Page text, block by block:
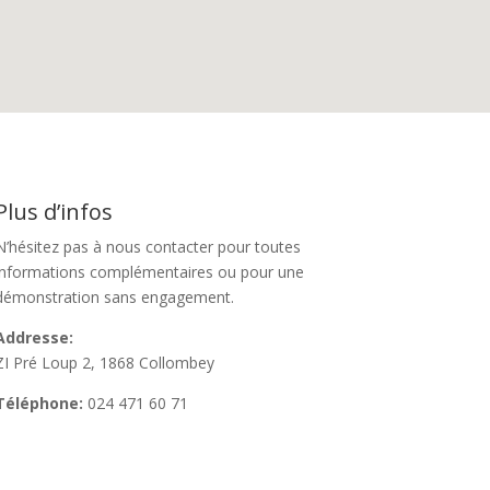
d’infos
pas à nous contacter pour toutes
complémentaires ou pour une
sans engagement.
Pré Loup 2, 1868 Collombey
024 471 60 71